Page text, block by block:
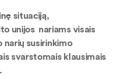
situaciją,
unijos nariams visais
narių susirinkimo
svarstomais klausimais